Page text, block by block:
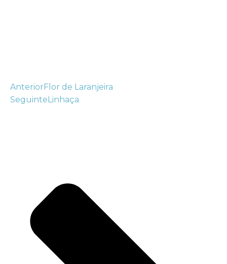
Anterior Flor de Laranjeira
Seguinte Linhaça